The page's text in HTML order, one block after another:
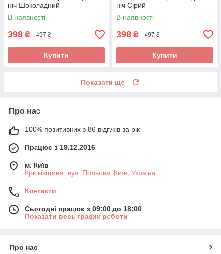
ніч Шоколадний
В наявності
398 ₴ 497 ₴
Купити
ніч Сірий
В наявності
398 ₴ 497 ₴
Купити
Показати ще
Про нас
100% позитивних з 86 відгуків за рік
Працює з 19.12.2016
м. Київ
Крюківщина, вул. Польова, Київ, Україна
Контакти
Сьогодні працює з 09:00 до 18:00
Показати весь графік роботи
Про нас